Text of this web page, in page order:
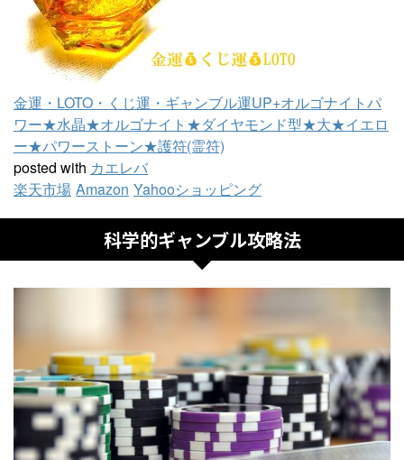
金運・LOTO・くじ運・ギャンブル運UP+オルゴナイトパ
ワー★水晶★オルゴナイト★ダイヤモンド型★大★イエロ
ー★パワーストーン★護符(霊符)
posted with カエレバ
楽天市場 Amazon Yahooショッピング
科学的ギャンブル攻略法